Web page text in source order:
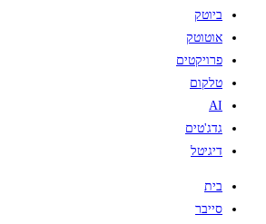
ביוטק
אוטוטק
פרויקטים
טלקום
AI
גדג'טים
דיגיטל
בית
סייבר